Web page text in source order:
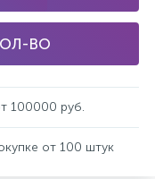
ВО
100000 руб.
от 100 штук